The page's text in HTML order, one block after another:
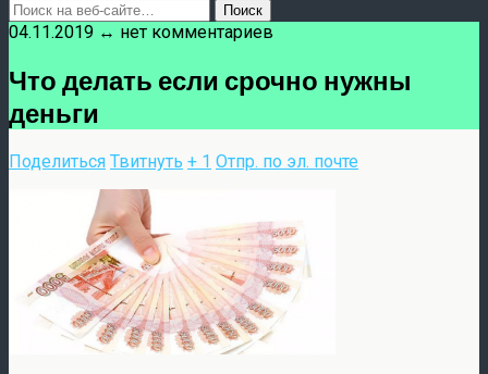
04.11.2019 ↔ нет комментариев
Что делать если срочно нужны
деньги
Поделиться Твитнуть + 1 Отпр. по эл. почте